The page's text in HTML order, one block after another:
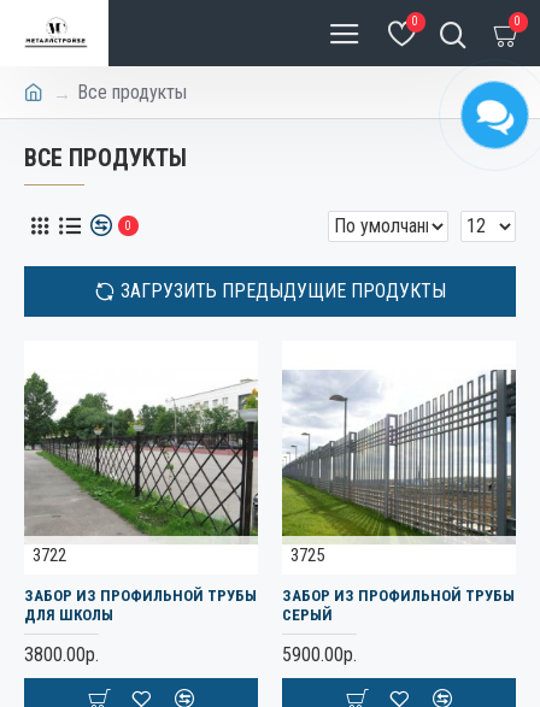
0 0
Все продукты
ВСЕ ПРОДУКТЫ
0
ЗАГРУЗИТЬ ПРЕДЫДУЩИЕ ПРОДУКТЫ
3722
ЗАБОР ИЗ ПРОФИЛЬНОЙ ТРУБЫ
ДЛЯ ШКОЛЫ
3800.00р.
3725
ЗАБОР ИЗ ПРОФИЛЬНОЙ ТРУБЫ
СЕРЫЙ
5900.00р.